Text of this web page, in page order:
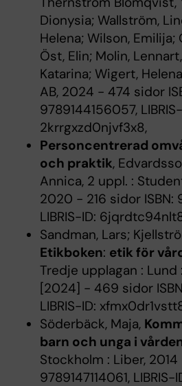
Dionysia; Wallström,
Helena; Wilson, Emilija;
Öst, Elin; Molin,
Katarina; Wigert,
AB, 2024 - 474 sidor
9789144156057,
2krrgxzd0njvf3x8,
Personcentrerad
och praktik,
Annica, 2 uppl. :
2020 - 216 sidor ISBN:
LIBRIS-ID:
Sandman, Lars;
Etikboken: etik för
Tredje upplagan :
[2024] - 469 sidor
LIBRIS-ID:
Söderbäck, Maja,
barn och unga i
Stockholm : Liber, 2014
9789147114061, LIBRIS-